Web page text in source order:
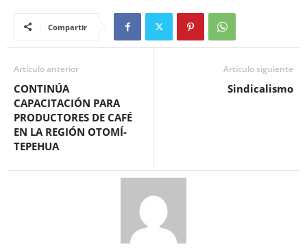
Compartir
Artículo anterior
CONTINÚA
CAPACITACIÓN PARA
PRODUCTORES DE CAFÉ
EN LA REGIÓN OTOMÍ-
TEPEHUA
Artículo siguiente
Sindicalismo